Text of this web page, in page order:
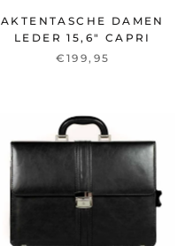
AKTENTASCHE DAMEN
LEDER 15,6" CAPRI
€199,95